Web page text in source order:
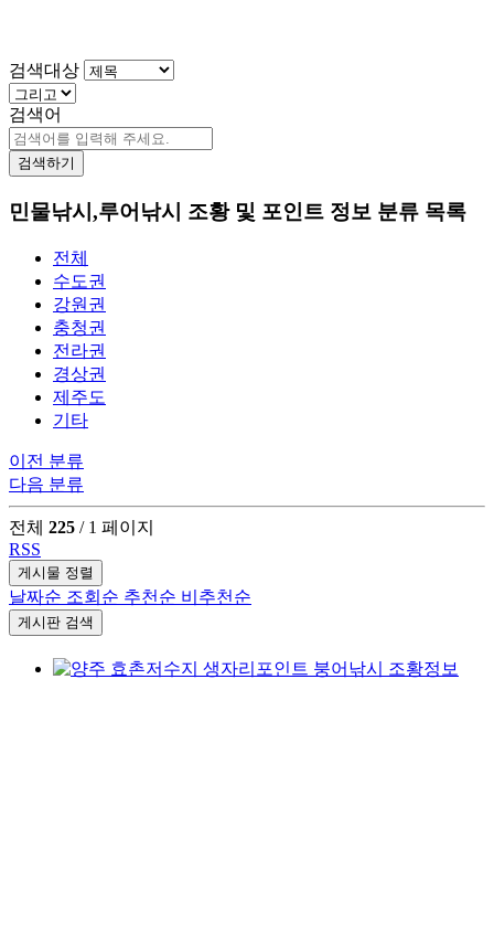
검색대상
검색어
검색하기
민물낚시,루어낚시 조황 및 포인트 정보 분류 목록
전체
수도권
강원권
충청권
전라권
경상권
제주도
기타
이전 분류
다음 분류
전체 225 / 1 페이지
RSS
게시물 정렬
날짜순 조회순 추천순 비추천순
게시판 검색